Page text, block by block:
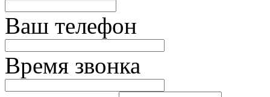
Ваш телефон
Время звонка